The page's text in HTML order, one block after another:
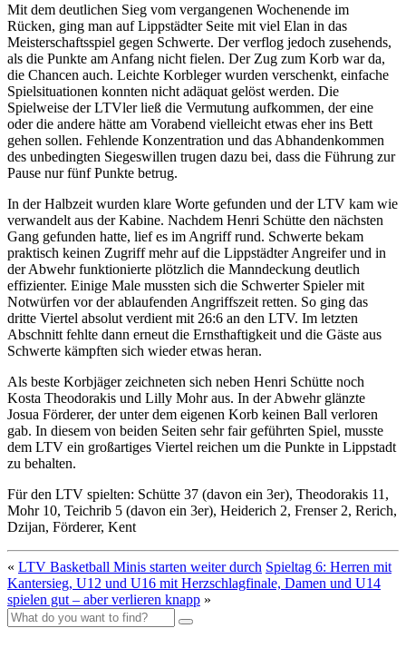
Mit dem deutlichen Sieg vom vergangenen Wochenende im
Rücken, ging man auf Lippstädter Seite mit viel Elan in das
Meisterschaftsspiel gegen Schwerte. Der verflog jedoch zusehends,
als die Punkte am Anfang nicht fielen. Der Zug zum Korb war da,
die Chancen auch. Leichte Korbleger wurden verschenkt, einfache
Spielsituationen konnten nicht adäquat gelöst werden. Die
Spielweise der LTVler ließ die Vermutung aufkommen, der eine
oder die andere hätte am Vorabend vielleicht etwas eher ins Bett
gehen sollen. Fehlende Konzentration und das Abhandenkommen
des unbedingten Siegeswillen trugen dazu bei, dass die Führung zur
Pause nur fünf Punkte betrug.
In der Halbzeit wurden klare Worte gefunden und der LTV kam wie
verwandelt aus der Kabine. Nachdem Henri Schütte den nächsten
Gang gefunden hatte, lief es im Angriff rund. Schwerte bekam
praktisch keinen Zugriff mehr auf die Lippstädter Angreifer und in
der Abwehr funktionierte plötzlich die Manndeckung deutlich
effizienter. Einige Male mussten sich die Schwerter Spieler mit
Notwürfen vor der ablaufenden Angriffszeit retten. So ging das
dritte Viertel absolut verdient mit 26:6 an den LTV. Im letzten
Abschnitt fehlte dann erneut die Ernsthaftigkeit und die Gäste aus
Schwerte kämpften sich wieder etwas heran.
Als beste Korbjäger zeichneten sich neben Henri Schütte noch
Kosta Theodorakis und Lilly Mohr aus. In der Abwehr glänzte
Josua Förderer, der unter dem eigenen Korb keinen Ball verloren
gab. In diesem von beiden Seiten sehr fair geführten Spiel, musste
dem LTV ein großartiges Viertel reichen um die Punkte in Lippstadt
zu behalten.
Für den LTV spielten: Schütte 37 (davon ein 3er), Theodorakis 11,
Mohr 10, Teichrib 5 (davon ein 3er), Heiderich 2, Frenser 2, Rerich,
Dzijan, Förderer, Kent
« LTV Basketball Minis starten weiter durch Spieltag 6: Herren mit
Kantersieg, U12 und U16 mit Herzschlagfinale, Damen und U14
spielen gut – aber verlieren knapp »